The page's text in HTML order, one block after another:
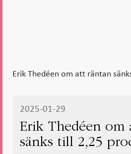
Erik Thedéen om att räntan
2025-01-29
Erik Thedéen om
sänks till 2,25